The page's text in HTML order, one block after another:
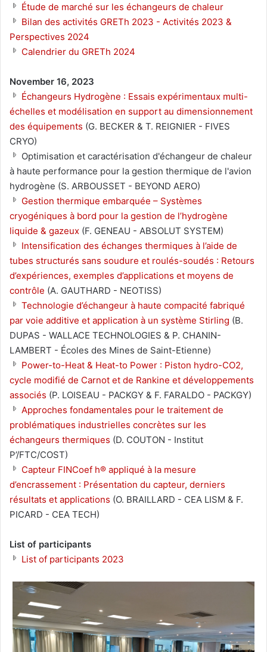
Étude de marché sur les échangeurs de chaleur
Bilan des activités GRETh 2023 - Activités 2023 &
Perspectives 2024
Calendrier du GRETh 2024
November 16, 2023
Échangeurs Hydrogène : Essais expérimentaux multi-
échelles et modélisation en support au dimensionnement
des équipements (G. BECKER & T. REIGNIER - FIVES
CRYO)
Optimisation et caractérisation d'échangeur de chaleur
à haute performance pour la gestion thermique de l'avion
hydrogène (S. ARBOUSSET - BEYOND AERO)
Gestion thermique embarquée – Systèmes
cryogéniques à bord pour la gestion de l’hydrogène
liquide & gazeux (F. GENEAU - ABSOLUT SYSTEM)
Intensification des échanges thermiques à l’aide de
tubes structurés sans soudure et roulés-soudés : Retours
d’expériences, exemples d’applications et moyens de
contrôle (A. GAUTHARD - NEOTISS)
Technologie d’échangeur à haute compacité fabriqué
par voie additive et application à un système Stirling (B.
DUPAS - WALLACE TECHNOLOGIES & P. CHANIN-
LAMBERT - Écoles des Mines de Saint-Etienne)
Power-to-Heat & Heat-to Power : Piston hydro-CO2,
cycle modifié de Carnot et de Rankine et développements
associés (P. LOISEAU - PACKGY & F. FARALDO - PACKGY)
Approches fondamentales pour le traitement de
problématiques industrielles concrètes sur les
échangeurs thermiques (D. COUTON - Institut
P’/FTC/COST)
Capteur FINCoef h® appliqué à la mesure
d’encrassement : Présentation du capteur, derniers
résultats et applications (O. BRAILLARD - CEA LISM & F.
PICARD - CEA TECH)
List of participants
List of participants 2023